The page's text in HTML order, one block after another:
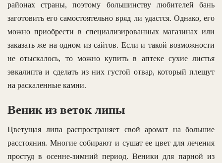
районах страны, поэтому большинству любителей бань
заготовить его самостоятельно вряд ли удастся. Однако, его
можно приобрести в специализированных магазинах или
заказать же на одном из сайтов. Если и такой возможности
не отыскалось, то можно купить в аптеке сухие листья
эвкалипта и сделать из них густой отвар, который плещут
на раскаленные камни.
Веник из веток липы
Цветущая липа распространяет свой аромат на большие
расстояния. Многие собирают и сушат ее цвет для лечения
простуд в осенне-зимний период. Веники для парной из